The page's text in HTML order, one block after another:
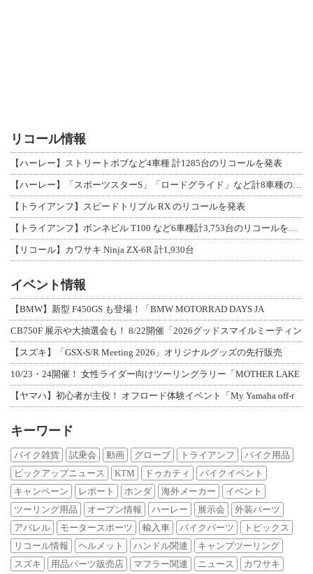
リコール情報
【ハーレー】ストリートボブなど4車種 計1285台のリコールを発表
【ハーレー】「スポーツスターS」「ロードグライド」など計8車種のリコールを発表
【トライアンフ】スピードトリプル RX のリコールを発表
【トライアンフ】ボンネビル T100 など6車種計3,753台のリコールを発表
【リコール】カワサキ Ninja ZX-6R 計1,930台
イベント情報
【BMW】新型 F450GS も登場！「BMW MOTORRAD DAYS JA
CB750F 展示や大抽選会も！ 8/22開催「2026グッドスマイルミーティン
【スズキ】「GSX-S/R Meeting 2026」オリジナルグッズの先行販売
10/23・24開催！ 女性ライダー向けツーリングラリー「MOTHER LAKE
【ヤマハ】初心者が主役！ オフロード体験イベント「My Yamaha off-r
キーワード
バイク雑貨 試乗会 動画 グローブ トライアンフ
バイク用品
ピックアップニュース
KTM ドゥカティ
バイクイベント
キャンペーン
レポート ホンダ 海外メーカー
イベント
ツーリング用品
オープン情報 ハーレー 展示会
外装パーツ
アパレル
モータースポーツ 輸入車 バイクパーツ
トピックス
リコール情報
ヘルメット ハンドル関連
キャンプツーリング
スズキ
用品パーツ販売店 マフラー関連 ニュース カワサキ